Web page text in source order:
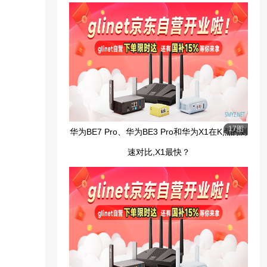
17图
华为BE7 Pro、华为BE3 Pro和华为X1在K点的测
速对比,X1最快？